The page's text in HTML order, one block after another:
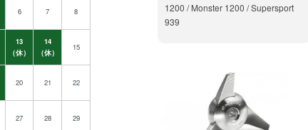
6 7 8
13
（休）
14
（休）
15
20 21 22
27 28 29
1200 / Monster 1200 / Supersport
939